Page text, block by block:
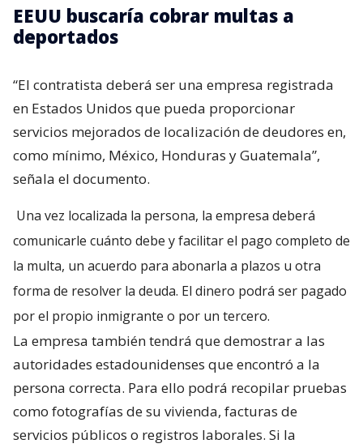
EEUU buscaría cobrar multas a
deportados
“El contratista deberá ser una empresa registrada
en Estados Unidos que pueda proporcionar
servicios mejorados de localización de deudores en,
como mínimo, México, Honduras y Guatemala”,
señala el documento.
Una vez localizada la persona, la empresa deberá
comunicarle cuánto debe y facilitar el pago completo de
la multa, un acuerdo para abonarla a plazos u otra
forma de resolver la deuda. El dinero podrá ser pagado
por el propio inmigrante o por un tercero.
La empresa también tendrá que demostrar a las
autoridades estadounidenses que encontró a la
persona correcta. Para ello podrá recopilar pruebas
como fotografías de su vivienda, facturas de
servicios públicos o registros laborales. Si la